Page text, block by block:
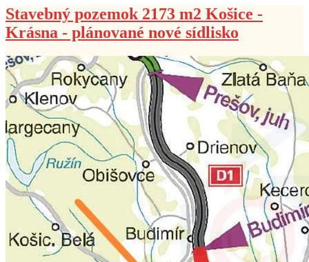
Stavebný pozemok 2173 m2 Košice -
Krásna - plánované nové sídlisko